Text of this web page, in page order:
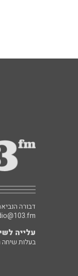
דבורה הנביאה 6, רמת
עלייה לשידור:
בעלות שיחה